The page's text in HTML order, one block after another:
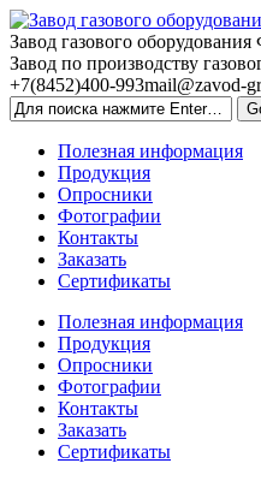
Skip
to
content
Завод газового
Завод по производству
+7(8452)400-993mail@zavod-
Полезная информация
Продукция
Опросники
Фотографии
Контакты
Заказать
Сертификаты
Полезная информация
Продукция
Опросники
Фотографии
Контакты
Заказать
Сертификаты